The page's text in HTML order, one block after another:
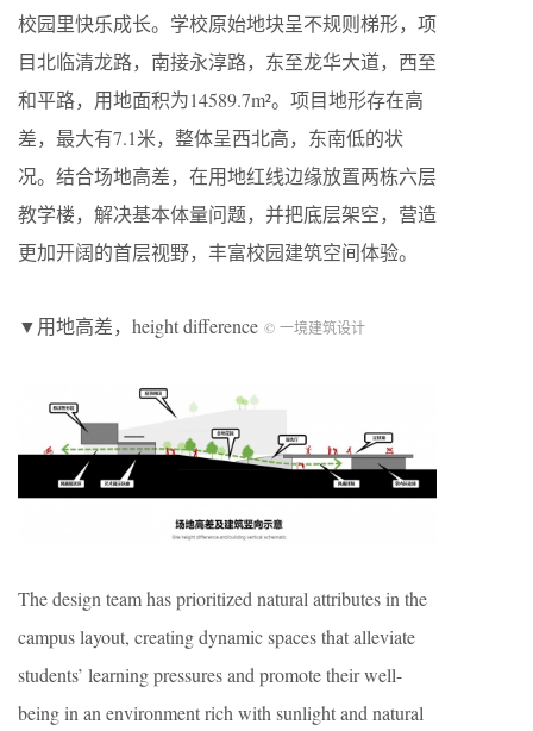
校园里快乐成长。学校原始地块呈不规则梯形，项
目北临清龙路，南接永淳路，东至龙华大道，西至
和平路，用地面积为14589.7m²。项目地形存在高
差，最大有7.1米，整体呈西北高，东南低的状
况。结合场地高差，在用地红线边缘放置两栋六层
教学楼，解决基本体量问题，并把底层架空，营造
更加开阔的首层视野，丰富校园建筑空间体验。
▼用地高差，height difference © 一境建筑设计
The design team has prioritized natural attributes in the
campus layout, creating dynamic spaces that alleviate
students’ learning pressures and promote their well-
being in an environment rich with sunlight and natural